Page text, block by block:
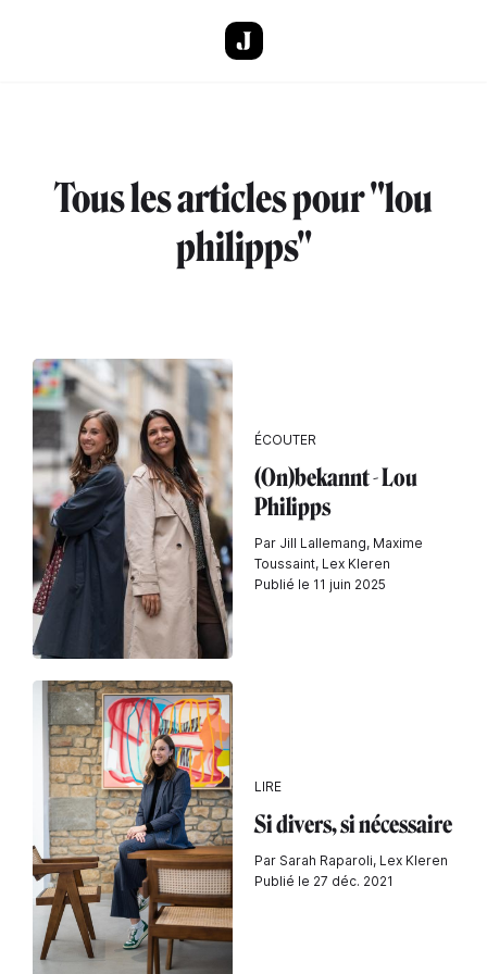
Tous les articles pour "lou
philipps"
ÉCOUTER
(On)bekannt - Lou
Philipps
Par Jill Lallemang, Maxime
Toussaint, Lex Kleren
Publié le 11 juin 2025
LIRE
Si divers, si nécessaire
Par Sarah Raparoli, Lex Kleren
Publié le 27 déc. 2021